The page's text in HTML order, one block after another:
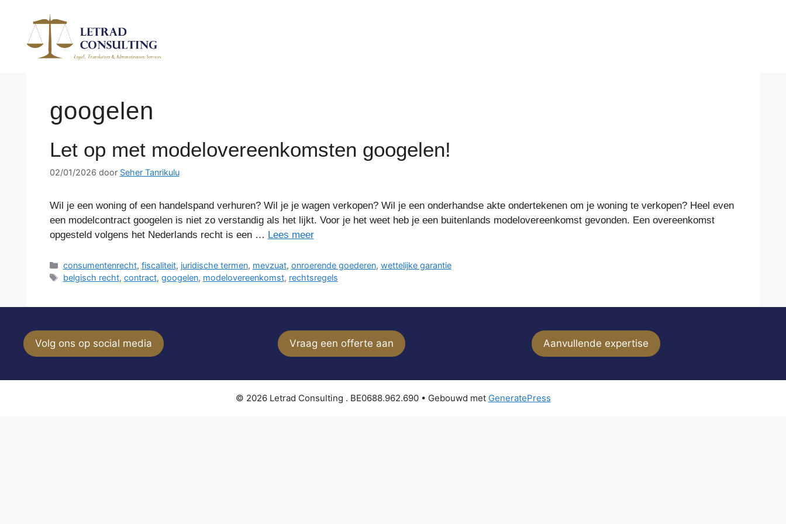
inhoud
googelen
Let op met modelovereenkomsten googelen!
02/01/2026 door Seher Tanrikulu
Wil je een woning of een handelspand verhuren? Wil je je wagen verkopen? Wil je een onderhandse akte ondertekenen om je woning te verkopen? Heel even
een modelcontract googelen is niet zo verstandig als het lijkt. Voor je het weet heb je een buitenlands modelovereenkomst gevonden. Een overeenkomst
opgesteld volgens het Nederlands recht is een … Lees meer
Categorieën
consumentenrecht, fiscaliteit, juridische termen, mevzuat, onroerende goederen, wettelijke garantie
Tags
belgisch recht, contract, googelen, modelovereenkomst, rechtsregels
Volg ons op social media Vraag een offerte aan Aanvullende expertise
© 2026 Letrad Consulting . BE0688.962.690 • Gebouwd met GeneratePress